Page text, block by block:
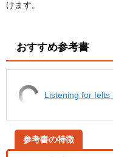
けます。
おすすめ参考書
Listening for
参考書の特徴